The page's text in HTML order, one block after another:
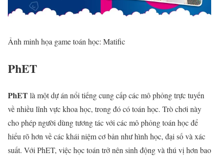
Ảnh minh họa game toán học: Matific
PhET
PhETlà một dự án nổi tiếng cung cấp các mô phỏng trực tuyến
về nhiều lĩnh vực khoa học, trong đó có toán học. Trò chơi này
cho phép người dùng tương tác với các mô phỏng toán học để
hiểu rõ hơn về các khái niệm cơ bản như hình học, đại số và xác
suất. Với PhET, việc học toán trở nên sinh động và thú vị hơn bao